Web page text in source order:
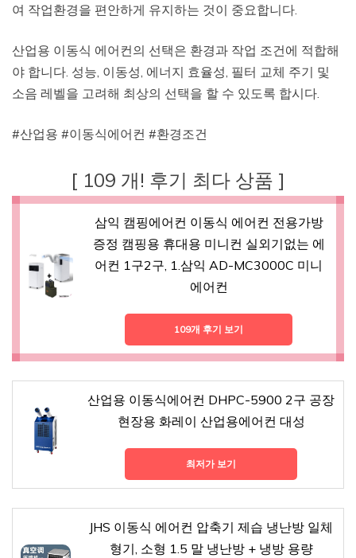
여 작업환경을 편안하게 유지하는 것이 중요합니다.
산업용 이동식 에어컨의 선택은 환경과 작업 조건에 적합해
야 합니다. 성능, 이동성, 에너지 효율성, 필터 교체 주기 및
소음 레벨을 고려해 최상의 선택을 할 수 있도록 합시다.
#산업용 #이동식에어컨 #환경조건
[ 109 개! 후기 최다 상품 ]
삼익 캠핑에어컨 이동식 에어컨 전용가방
증정 캠핑용 휴대용 미니컨 실외기없는 에
어컨 1구2구, 1.삼익 AD-MC3000C 미니
에어컨
109개 후기 보기
산업용 이동식에어컨 DHPC-5900 2구 공장
현장용 화레이 산업용에어컨 대성
최저가 보기
JHS 이동식 에어컨 압축기 제습 냉난방 일체
형기, 소형 1.5 말 냉난방 + 냉방 용량